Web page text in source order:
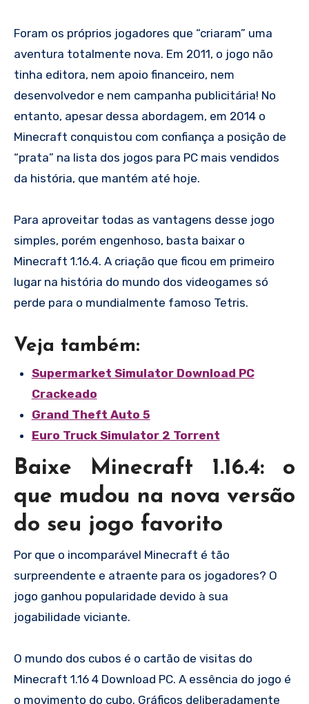
Foram os próprios jogadores que “criaram” uma
aventura totalmente nova. Em 2011, o jogo não
tinha editora, nem apoio financeiro, nem
desenvolvedor e nem campanha publicitária! No
entanto, apesar dessa abordagem, em 2014 o
Minecraft conquistou com confiança a posição de
“prata” na lista dos jogos para PC mais vendidos
da história, que mantém até hoje.
Para aproveitar todas as vantagens desse jogo
simples, porém engenhoso, basta baixar o
Minecraft 1.16.4. A criação que ficou em primeiro
lugar na história do mundo dos videogames só
perde para o mundialmente famoso Tetris.
Veja também:
Supermarket Simulator Download PC
Crackeado
Grand Theft Auto 5
Euro Truck Simulator 2 Torrent
Baixe Minecraft 1.16.4: o
que mudou na nova versão
do seu jogo favorito
Por que o incomparável Minecraft é tão
surpreendente e atraente para os jogadores? O
jogo ganhou popularidade devido à sua
jogabilidade viciante.
O mundo dos cubos é o cartão de visitas do
Minecraft 1.16 4 Download PC. A essência do jogo é
o movimento do cubo. Gráficos deliberadamente